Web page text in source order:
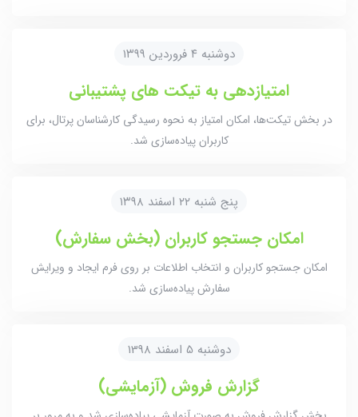
دوشنبه ۴ فروردین ۱۳۹۹
امتیاز‌دهی به تیکت های پشتیبانی
در بخش تیکت‌ها، امکان امتیاز به نحوه رسیدگی کارشناسان پرتال، برای
کاربران پیاده‌سازی شد.
پنج شنبه ۲۲ اسفند ۱۳۹۸
امکان جستجو کاربران (بخش سفارش)
امکان جستجو کاربران و انتخاب اطلاعات بر روی فرم ایجاد و ویرایش
سفارش پیاده‌سازی شد.
دوشنبه 5 اسفند 1398
گزارش فروش (آزمایشی)